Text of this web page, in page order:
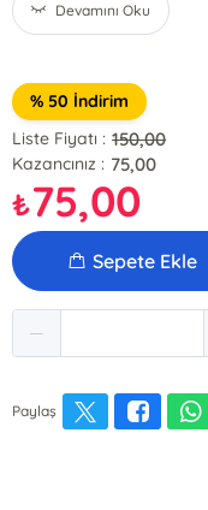
Devamını Oku
% 50 İndirim
Liste Fiyatı : 150,00
Kazancınız : 75,00
₺75,00
Sepete Ekle
Paylaş